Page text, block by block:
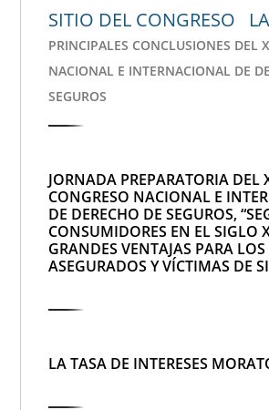
SITIO DEL CONGRESO
PRINCIPALES CONCLUSIONES DEL
NACIONAL E INTERNACIONAL DE
SEGUROS
JORNADA PREPARATORIA DEL
CONGRESO NACIONAL E
DE DERECHO DE SEGUROS,
CONSUMIDORES EN EL SIGLO
GRANDES VENTAJAS PARA LOS
ASEGURADOS Y VÍCTIMAS DE
LA TASA DE INTERESES